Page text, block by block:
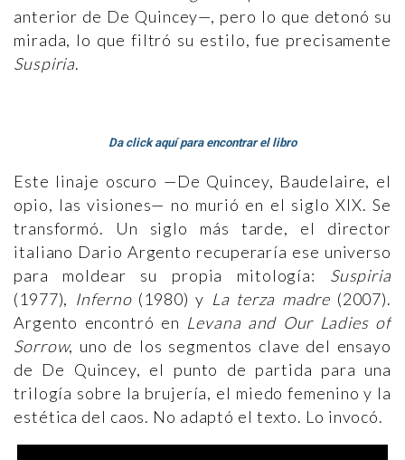
anterior de De Quincey—, pero lo que detonó su
mirada, lo que filtró su estilo, fue precisamente
Suspiria.
Da click aquí para encontrar el libro
Este linaje oscuro —De Quincey, Baudelaire, el
opio, las visiones— no murió en el siglo XIX. Se
transformó. Un siglo más tarde, el director
italiano Dario Argento recuperaría ese universo
para moldear su propia mitología: Suspiria
(1977), Inferno (1980) y La terza madre (2007).
Argento encontró en Levana and Our Ladies of
Sorrow, uno de los segmentos clave del ensayo
de De Quincey, el punto de partida para una
trilogía sobre la brujería, el miedo femenino y la
estética del caos. No adaptó el texto. Lo invocó.